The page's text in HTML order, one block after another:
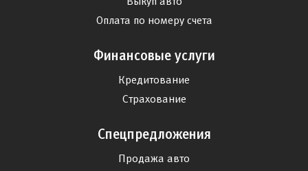
Оплата по номеру счета
Финансовые услуги
Кредитование
Страхование
Спецпредложения
Продажа авто